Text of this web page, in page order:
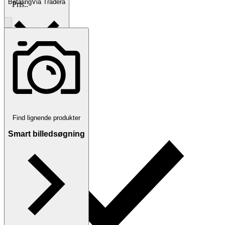
BetalingVia Tradera
Traderas køberbeskyttelse
Pris:.
Find lignende produkter
Smart billedsøgning